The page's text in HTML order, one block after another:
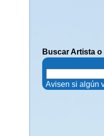
Buscar Artista
. Avisen si algún